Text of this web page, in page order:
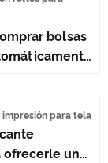
ofrecerlebolsas
y entrega
impresión para tela
ofrecerle una